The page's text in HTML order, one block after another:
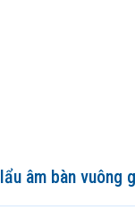
âm bàn vuông